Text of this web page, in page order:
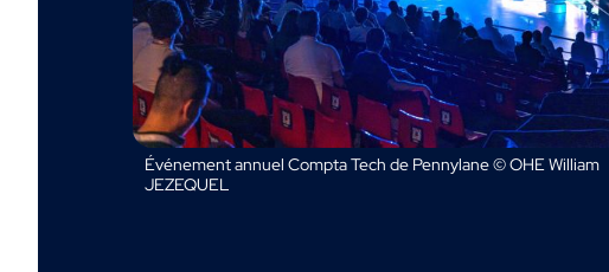
Événement annuel Compta Tech de Pennylane © OHE William
JEZEQUEL